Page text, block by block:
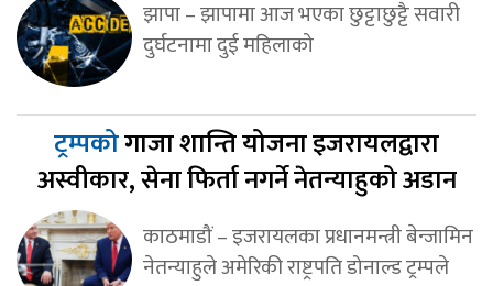
झापा – झापामा आज भएका छुट्टाछुट्टै सवारी
दुर्घटनामा दुई महिलाको
ट्रम्पकोगाजा शान्ति योजना इजरायलद्वारा
अस्वीकार, सेना फिर्ता नगर्ने नेतन्याहुको अडान
काठमाडौं – इजरायलका प्रधानमन्त्री बेन्जामिन
नेतन्याहुले अमेरिकी राष्ट्रपति डोनाल्ड ट्रम्पले